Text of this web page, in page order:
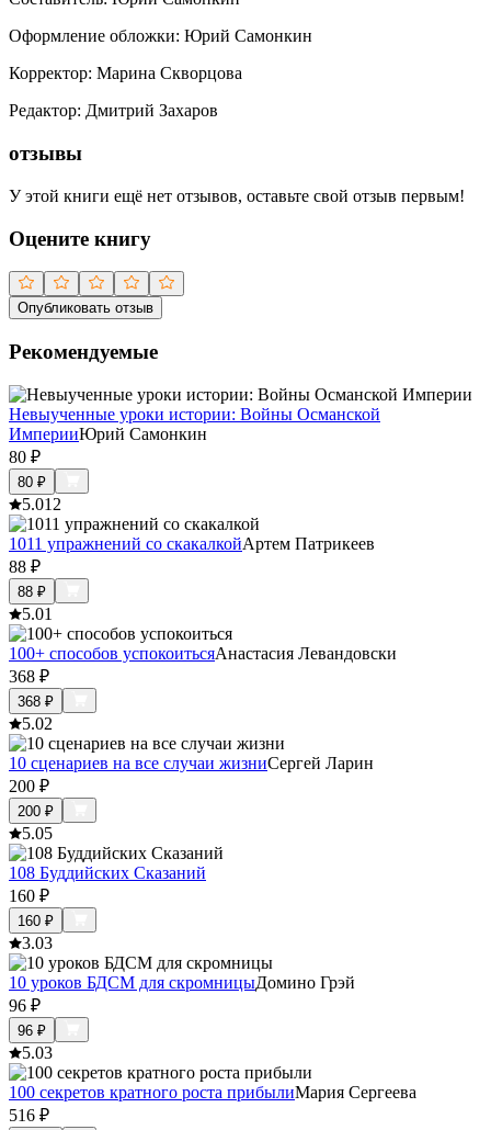
Оформление обложки: Юрий Самонкин
Корректор: Марина Скворцова
Редактор: Дмитрий Захаров
отзывы
У этой книги ещё нет отзывов, оставьте свой отзыв первым!
Оцените книгу
Опубликовать отзыв
Рекомендуемые
Невыученные уроки истории: Войны Османской
ИмперииЮрий Самонкин
80 ₽
80 ₽
5.012
1011 упражнений со скакалкойАртем Патрикеев
88 ₽
88 ₽
5.01
100+ способов успокоитьсяАнастасия Левандовски
368 ₽
368 ₽
5.02
10 сценариев на все случаи жизниСергей Ларин
200 ₽
200 ₽
5.05
108 Буддийских Сказаний
160 ₽
160 ₽
3.03
10 уроков БДСМ для скромницыДомино Грэй
96 ₽
96 ₽
5.03
100 секретов кратного роста прибылиМария Сергеева
516 ₽